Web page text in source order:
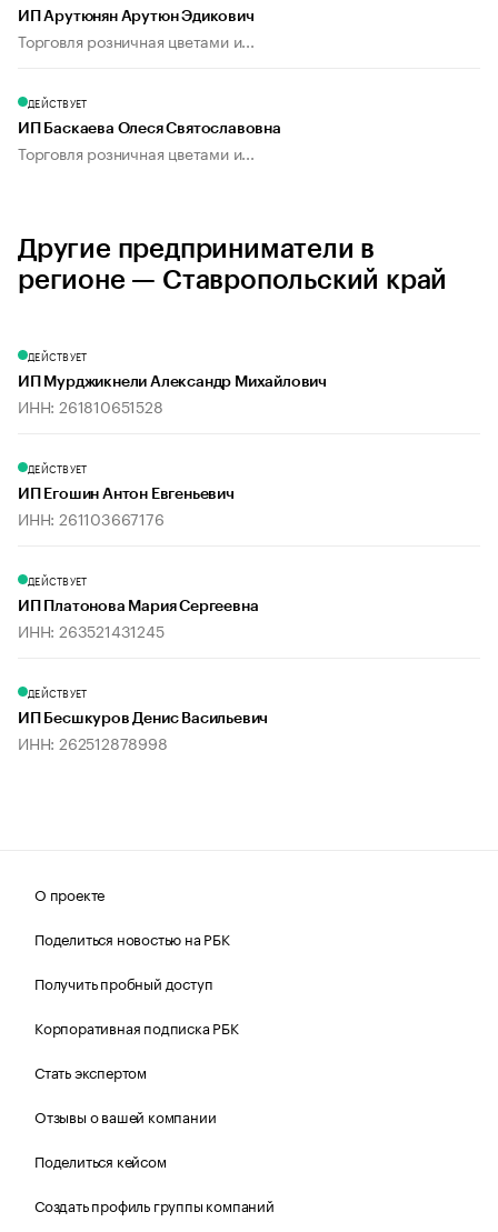
ИП Арутюнян Арутюн Эдикович
Торговля розничная цветами и...
ДЕЙСТВУЕТ
ИП Баскаева Олеся Святославовна
Торговля розничная цветами и...
Другие предприниматели в
регионе — Ставропольский край
ДЕЙСТВУЕТ
ИП Мурджикнели Александр Михайлович
ИНН: 261810651528
ДЕЙСТВУЕТ
ИП Егошин Антон Евгеньевич
ИНН: 261103667176
ДЕЙСТВУЕТ
ИП Платонова Мария Сергеевна
ИНН: 263521431245
ДЕЙСТВУЕТ
ИП Бесшкуров Денис Васильевич
ИНН: 262512878998
О проекте
Поделиться новостью на РБК
Получить пробный доступ
Корпоративная подписка РБК
Стать экспертом
Отзывы о вашей компании
Поделиться кейсом
Создать профиль группы компаний